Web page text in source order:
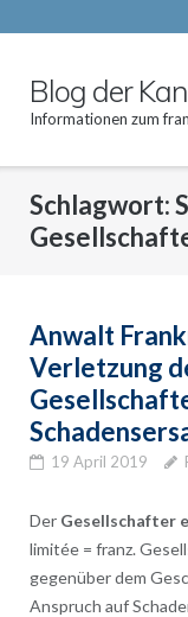
Blog der
Informationen zum
Schlagwort:
Anwalt
Verletzung
19 April 2019
Der Gesellschafter
limitée = franz.
gegenüber dem
Anspruch auf